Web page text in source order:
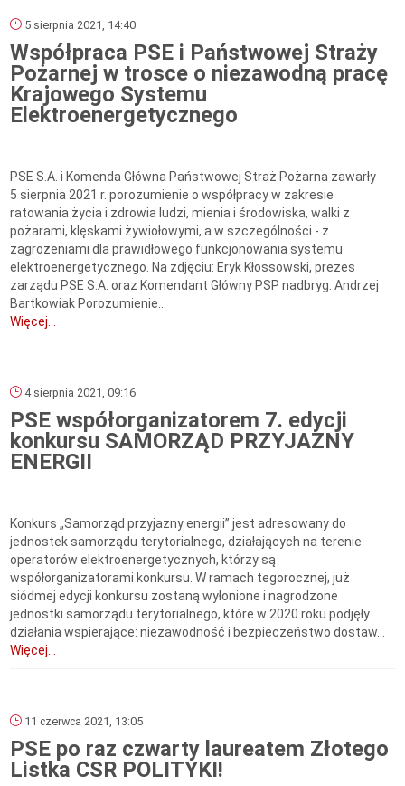
5 sierpnia 2021, 14:40
Współpraca PSE i Państwowej Straży
Pożarnej w trosce o niezawodną pracę
Krajowego Systemu
Elektroenergetycznego
PSE S.A. i Komenda Główna Państwowej Straż Pożarna zawarły
5 sierpnia 2021 r. porozumienie o współpracy w zakresie
ratowania życia i zdrowia ludzi, mienia i środowiska, walki z
pożarami, klęskami żywiołowymi, a w szczególności - z
zagrożeniami dla prawidłowego funkcjonowania systemu
elektroenergetycznego. Na zdjęciu: Eryk Kłossowski, prezes
zarządu PSE S.A. oraz Komendant Główny PSP nadbryg. Andrzej
Bartkowiak Porozumienie...
Więcej...
4 sierpnia 2021, 09:16
PSE współorganizatorem 7. edycji
konkursu SAMORZĄD PRZYJAZNY
ENERGII
Konkurs „Samorząd przyjazny energii” jest adresowany do
jednostek samorządu terytorialnego, działających na terenie
operatorów elektroenergetycznych, którzy są
współorganizatorami konkursu. W ramach tegorocznej, już
siódmej edycji konkursu zostaną wyłonione i nagrodzone
jednostki samorządu terytorialnego, które w 2020 roku podjęły
działania wspierające: niezawodność i bezpieczeństwo dostaw...
Więcej...
11 czerwca 2021, 13:05
PSE po raz czwarty laureatem Złotego
Listka CSR POLITYKI!